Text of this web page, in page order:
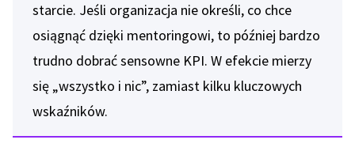
starcie. Jeśli organizacja nie określi, co chce
osiągnąć dzięki mentoringowi, to później bardzo
trudno dobrać sensowne KPI. W efekcie mierzy
się „wszystko i nic”, zamiast kilku kluczowych
wskaźników.